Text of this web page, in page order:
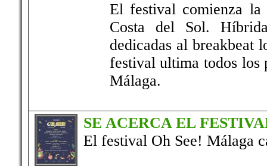
El festival comienza la
Costa del Sol.
dedicadas al breakbeat
festival ultima todos los
Málaga.
SE ACERCA EL
El festival Oh See! Málaga